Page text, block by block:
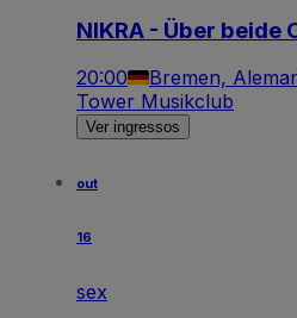
NIKRA - Über beide
20:00 Bremen,
Tower Musikclub
Ver ingressos
out
16
sex